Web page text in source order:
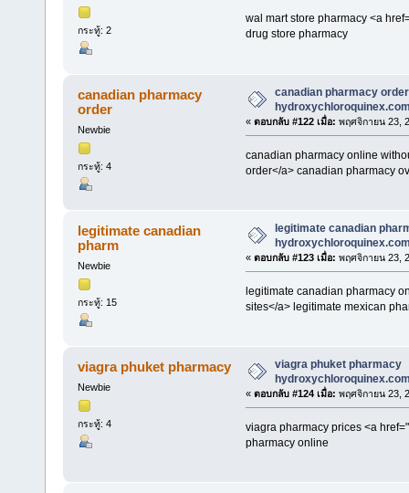
กระทู้: 2
wal mart store pharmacy <a
drug store pharmacy
canadian pharmacy
order
Newbie
กระทู้: 4
canadian pharmacy order
« ตอบกลับ #122 เมื่อ: พฤศจิกายน 23,
canadian pharmacy online
order</a> canadian pharmacy
legitimate canadian
pharm
Newbie
กระทู้: 15
legitimate canadian
« ตอบกลับ #123 เมื่อ: พฤศจิกายน 23,
legitimate canadian pharmacy
sites</a> legitimate mexican
viagra phuket pharmacy
Newbie
กระทู้: 4
viagra phuket pharmacy
« ตอบกลับ #124 เมื่อ: พฤศจิกายน 23,
viagra pharmacy prices <a href="
pharmacy online